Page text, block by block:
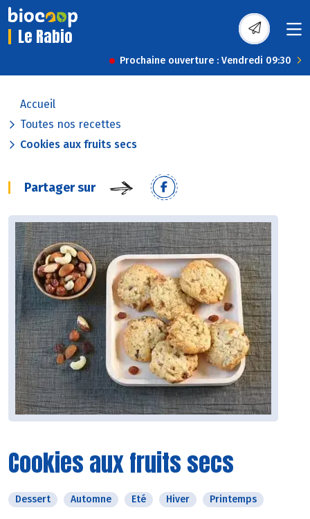
Le Rabio
Prochaine ouverture : Vendredi 09:30
Accueil
Toutes nos recettes
Cookies aux fruits secs
Partager sur
Cookies aux fruits secs
Dessert Automne Eté Hiver Printemps